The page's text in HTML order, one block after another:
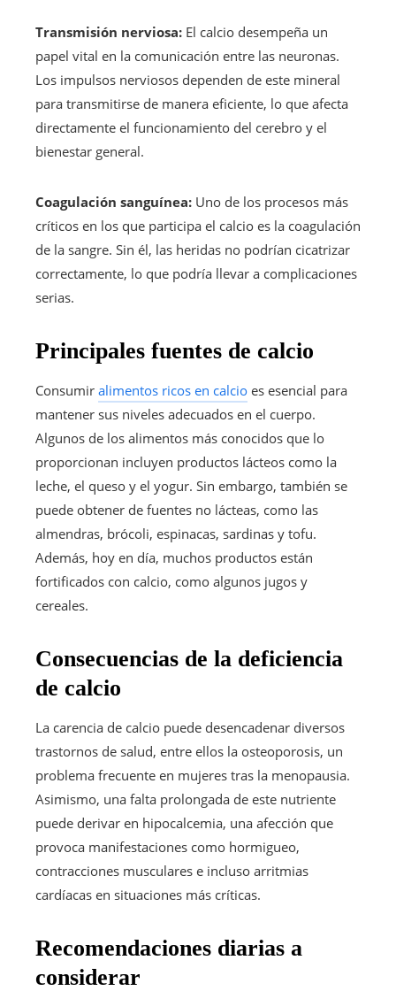
Transmisión nerviosa: El calcio desempeña un
papel vital en la comunicación entre las neuronas.
Los impulsos nerviosos dependen de este mineral
para transmitirse de manera eficiente, lo que afecta
directamente el funcionamiento del cerebro y el
bienestar general.
Coagulación sanguínea: Uno de los procesos más
críticos en los que participa el calcio es la coagulación
de la sangre. Sin él, las heridas no podrían cicatrizar
correctamente, lo que podría llevar a complicaciones
serias.
Principales fuentes de calcio
Consumir alimentos ricos en calcio es esencial para
mantener sus niveles adecuados en el cuerpo.
Algunos de los alimentos más conocidos que lo
proporcionan incluyen productos lácteos como la
leche, el queso y el yogur. Sin embargo, también se
puede obtener de fuentes no lácteas, como las
almendras, brócoli, espinacas, sardinas y tofu.
Además, hoy en día, muchos productos están
fortificados con calcio, como algunos jugos y
cereales.
Consecuencias de la deficiencia
de calcio
La carencia de calcio puede desencadenar diversos
trastornos de salud, entre ellos la osteoporosis, un
problema frecuente en mujeres tras la menopausia.
Asimismo, una falta prolongada de este nutriente
puede derivar en hipocalcemia, una afección que
provoca manifestaciones como hormigueo,
contracciones musculares e incluso arritmias
cardíacas en situaciones más críticas.
Recomendaciones diarias a
considerar